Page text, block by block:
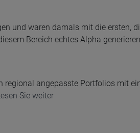
und waren damals mit die ersten,
Bereich echtes Alpha
regional angepasste Portfolios mit
Sie weiter